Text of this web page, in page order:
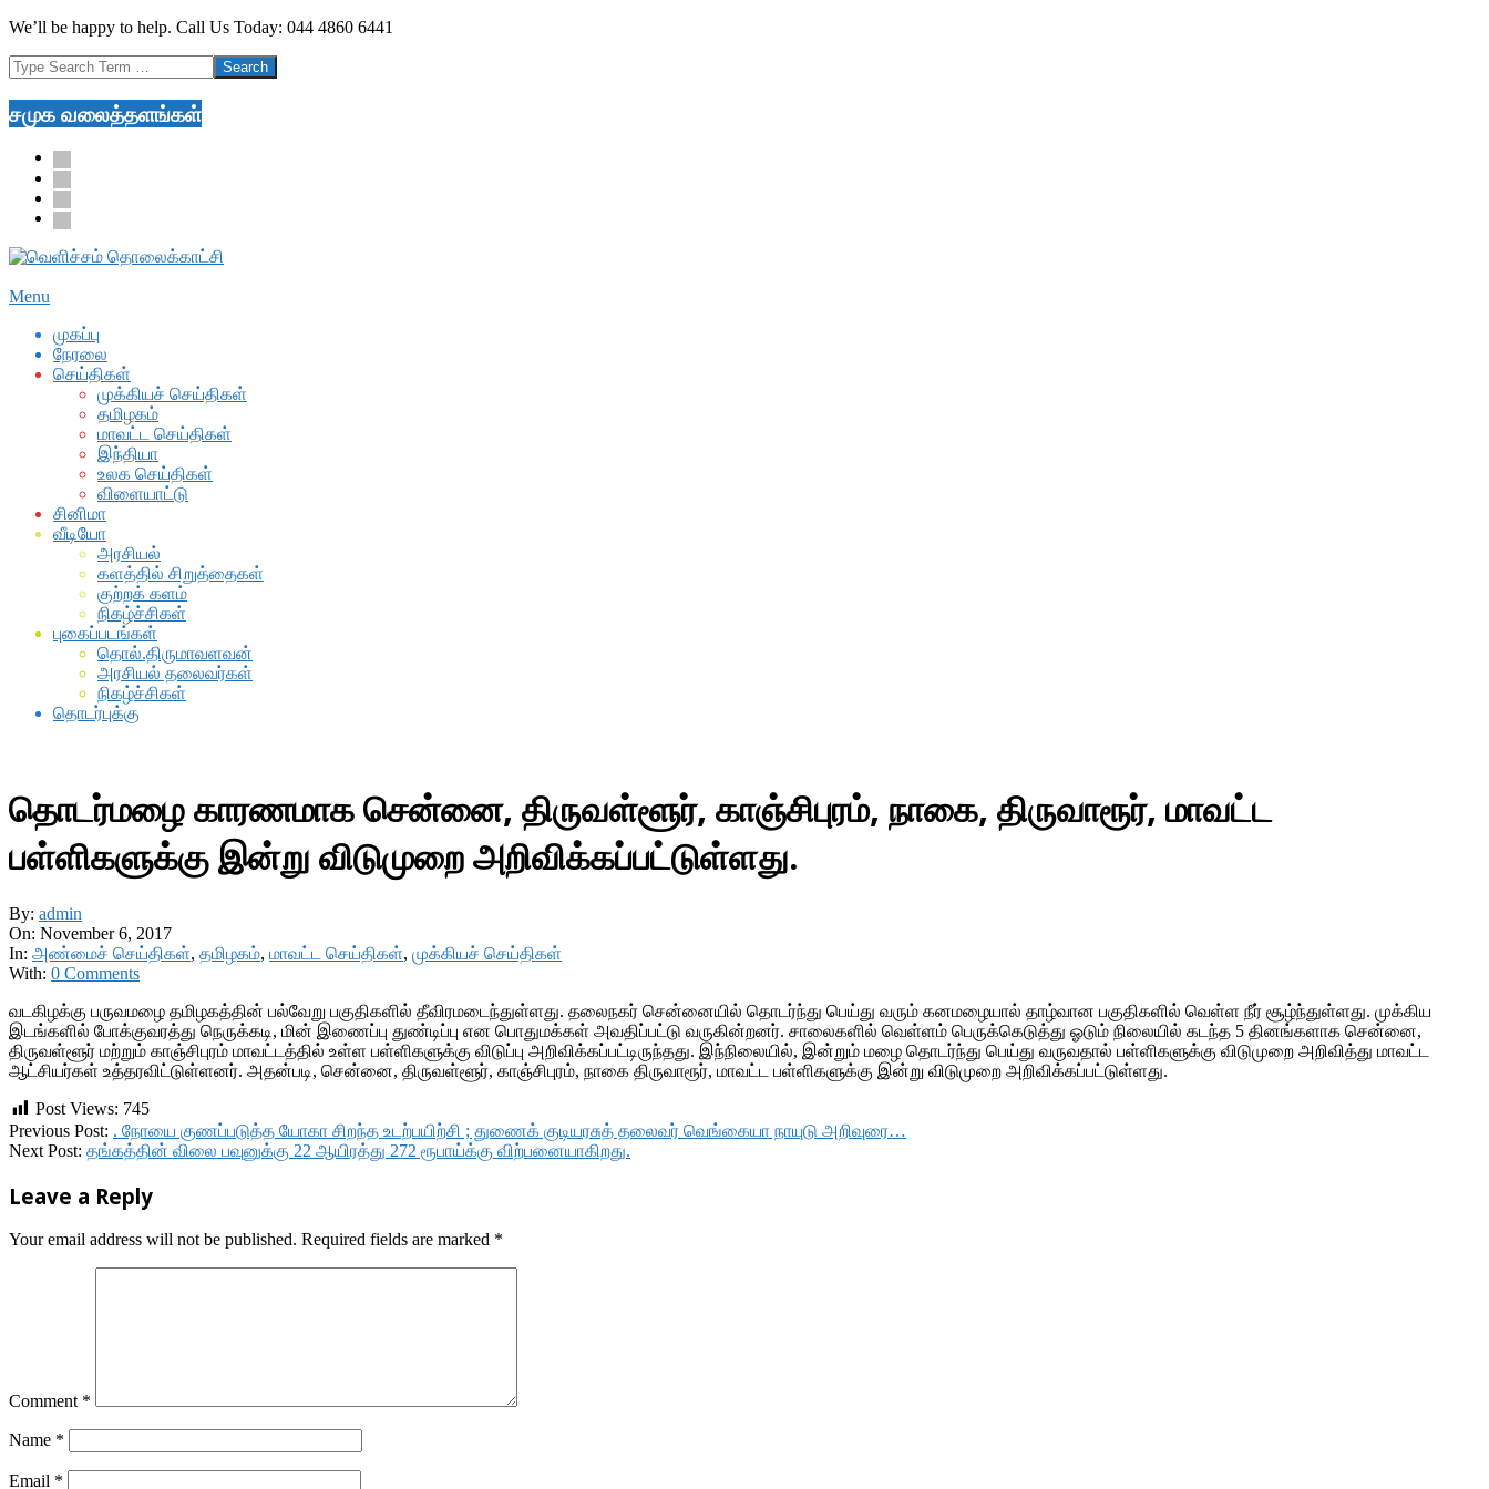
Skip
content
We’ll be happy to help. Call Us Today: 044 4860 6441
Search
சமுக வலைத்தளங்கள்
facebook
twitter
youtube
google
Secondary
Menu
Menu
முகப்பு
நேரலை
செய்திகள்
முக்கியச் செய்திகள்
தமிழகம்
மாவட்ட செய்திகள்
இந்தியா
உலக செய்திகள்
விளையாட்டு
சினிமா
வீடியோ
அரசியல்
களத்தில் சிறுத்தைகள்
குற்றக் களம்
நிகழ்ச்சிகள்
புகைப்படங்கள்
தொல்.திருமாவளவன்
அரசியல் தலைவர்கள்
நிகழ்ச்சிகள்
தொடர்புக்கு
தொடர்மழை காரணமாக சென்னை, திருவள்ளூர், காஞ்சிபுரம், நாகை, திருவாரூர், மாவட்ட
பள்ளிகளுக்கு இன்று விடுமுறை அறிவிக்கப்பட்டுள்ளது.
By: admin
On: November 6, 2017
In: அண்மைச் செய்திகள், தமிழகம், மாவட்ட செய்திகள், முக்கியச் செய்திகள்
With: 0 Comments
வடகிழக்கு பருவமழை தமிழகத்தின் பல்வேறு பகுதிகளில் தீவிரமடைந்துள்ளது. தலைநகர் சென்னையில் தொடர்ந்து பெய்து வரும் கனமழையால் தாழ்வான பகுதிகளில் வெள்ள நீர் சூழ்ந்துள்ளது. முக்கிய
இடங்களில் போக்குவரத்து நெருக்கடி, மின் இணைப்பு துண்டிப்பு என பொதுமக்கள் அவதிப்பட்டு வருகின்றனர். சாலைகளில் வெள்ளம் பெருக்கெடுத்து ஓடும் நிலையில் கடந்த 5 தினங்களாக சென்னை,
திருவள்ளூர் மற்றும் காஞ்சிபுரம் மாவட்டத்தில் உள்ள பள்ளிகளுக்கு விடுப்பு அறிவிக்கப்பட்டிருந்தது. இந்நிலையில், இன்றும் மழை தொடர்ந்து பெய்து வருவதால் பள்ளிகளுக்கு விடுமுறை அறிவித்து மாவட்ட
ஆட்சியர்கள் உத்தரவிட்டுள்ளனர். அதன்படி, சென்னை, திருவள்ளூர், காஞ்சிபுரம், நாகை திருவாரூர், மாவட்ட பள்ளிகளுக்கு இன்று விடுமுறை அறிவிக்கப்பட்டுள்ளது.
Post Views: 745
2017-
11-
Previous Post: . நோயை குணப்படுத்த யோகா சிறந்த உடற்பயிற்சி ; துணைக் குடியரசுத் தலைவர் வெங்கையா நாயுடு அறிவுரை…
Next Post: தங்கத்தின் விலை பவுனுக்கு 22 ஆயிரத்து 272 ரூபாய்க்கு விற்பனையாகிறது.
Leave a Reply
Your email address will not be published. Required fields are marked *
Comment *
Name *
Email *